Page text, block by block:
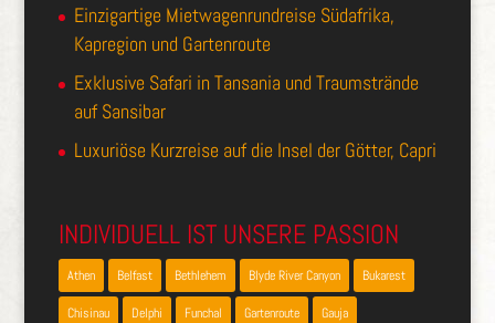
Einzigartige Mietwagenrundreise Südafrika,
Kapregion und Gartenroute
Exklusive Safari in Tansania und Traumstrände
auf Sansibar
Luxuriöse Kurzreise auf die Insel der Götter, Capri
INDIVIDUELL IST UNSERE PASSION
Athen Belfast Bethlehem Blyde River Canyon Bukarest
Chisinau Delphi Funchal Gartenroute Gauja